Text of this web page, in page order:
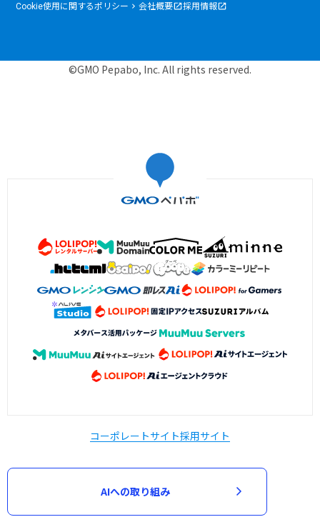
Cookie使用に関するポリシー
会社概要 採用情報
©GMO Pepabo, Inc. All rights reserved.
コーポレートサイト採用サイト
AIへの取り組み